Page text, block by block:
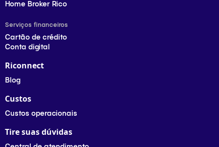
Home Broker Rico
Serviços financeiros
Cartão de crédito
Conta digital
Riconnect
Blog
Custos
Custos operacionais
Tire suas dúvidas